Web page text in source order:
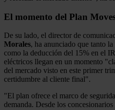
El momento del Plan
De su lado, el director de
Morales, ha anunciado que tanto
como la deducción del 15% en el
eléctricos llegan en un momento
del mercado visto en este primer
certidumbre al cliente final".
"El plan ofrece el marco de
demanda. Desde los